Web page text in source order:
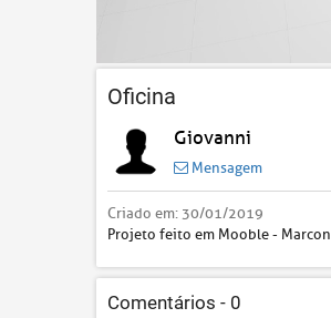
Oficina
Giovanni
Mensagem
Criado em: 30/01/2019
Projeto feito em Mooble - Marcon
Comentários - 0